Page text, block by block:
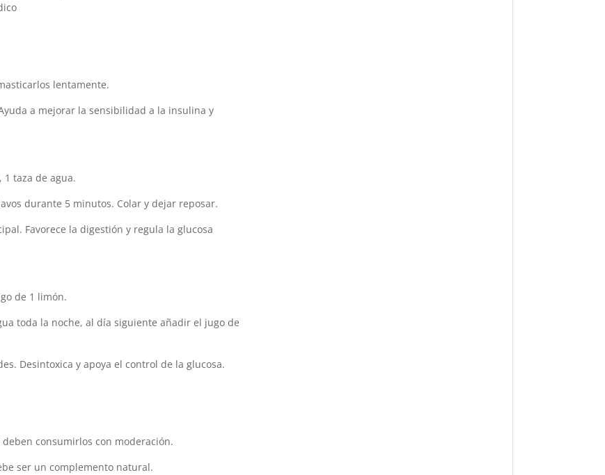
lentamente.
a mejorar la sensibilidad a la insulina y
taza de agua.
durante 5 minutos. Colar y dejar reposar.
Favorece la digestión y regula la glucosa
de 1 limón.
toda la noche, al día siguiente añadir el jugo de
Desintoxica y apoya el control de la glucosa.
consumirlos con moderación.
ser un complemento natural.